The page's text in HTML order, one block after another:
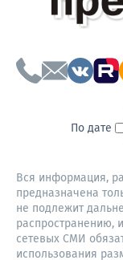
По дате
Вся информация,
предназначена
не подлежит
распространению,
сетевых СМИ
использования